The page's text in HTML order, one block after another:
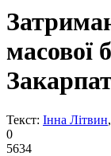
масової
Текст: Інна Літвин
0
5634